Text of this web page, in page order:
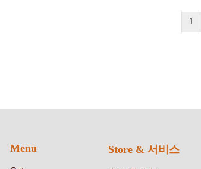
1
Menu Store & 서비스